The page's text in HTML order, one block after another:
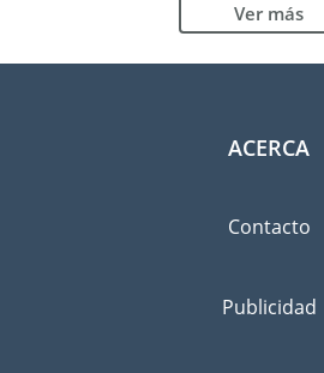
Elija la buena empresa de
Los servicios de una buena
en las cuales usted puede
Ver más
ACERCA
Contacto
Publicidad